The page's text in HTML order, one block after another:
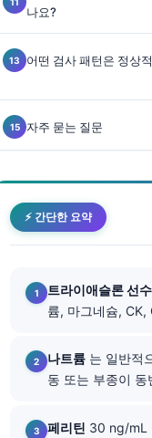
나요?
어떤 검사 패턴은 정상
자주 묻는 질문
⚡ 간단한 요약
트라이애슬론 선
륨, 마그네슘, CK,
나트륨 는 일반적
동 또는 부종이
페리틴 30 ng/mL